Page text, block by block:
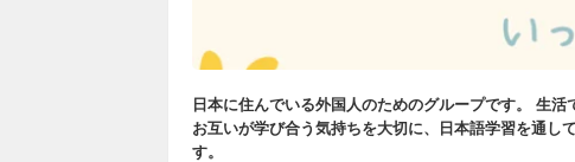
日本に住んでいる外国人のためのグループです。 生活
お互いが学び合う気持ちを大切に、日本語学習を通し
す。